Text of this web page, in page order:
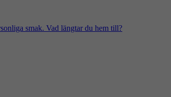
smak. Vad längtar du hem till?